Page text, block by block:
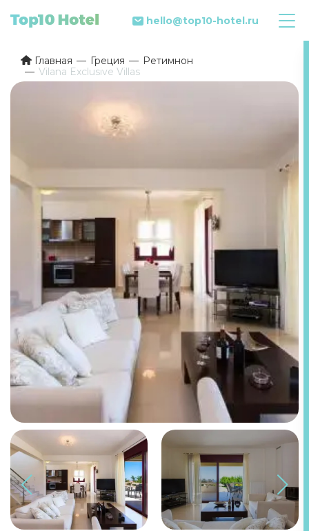
hello@top10-hotel.ru
Главная Греция
Ретимнон
Vilana Exclusive Villas